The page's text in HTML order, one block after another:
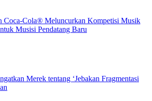
Coca-Cola® Meluncurkan Kompetisi Musik
Musisi Pendatang Baru
Merek tentang ‘Jebakan Fragmentasi